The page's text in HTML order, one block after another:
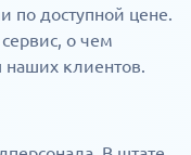
по доступной цене.
о чем
наших клиентов.